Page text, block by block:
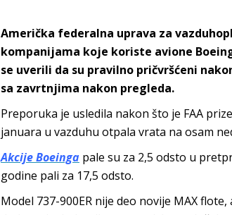
Američka federalna uprava za
kompanijama koje koriste avione
se uverili da su pravilno pričvršćeni
sa zavrtnjima nakon pregleda.
Preporuka je usledila nakon što je FAA
januara u vazduhu otpala vrata na osam
Akcije Boeinga pale su za 2,5 odsto u
godine pali za 17,5 odsto.
Model 737-900ER nije deo novije MAX